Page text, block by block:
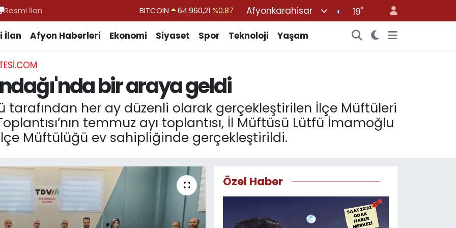
Resmi İlan DOLAR 47,7436%0.18
EURO
55,2510
%0.32
BİST100
13.779 %-14
Afyonkarahisar 19°
İlan Afyon Haberleri Ekonomi Siyaset Spor Teknoloji Yaşam
bir araya geldi
tarafından her ay düzenli olarak gerçekleştirilen İlçe Müftüleri
temmuz ayı toplantısı, İl Müftüsü Lütfü İmamoğlu
Müftülüğü ev sahipliğinde gerçekleştirildi.
Özel Haber